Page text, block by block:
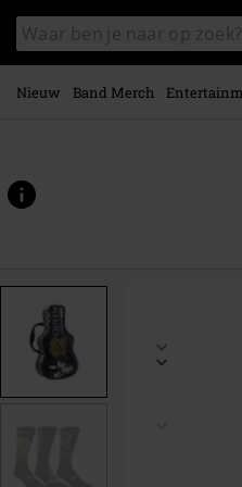
naar
hoofdinhoud
Zoek
in
catalogus
Nieuw Band Merch
www.large.nl/p/guitar-
594207EU+40-